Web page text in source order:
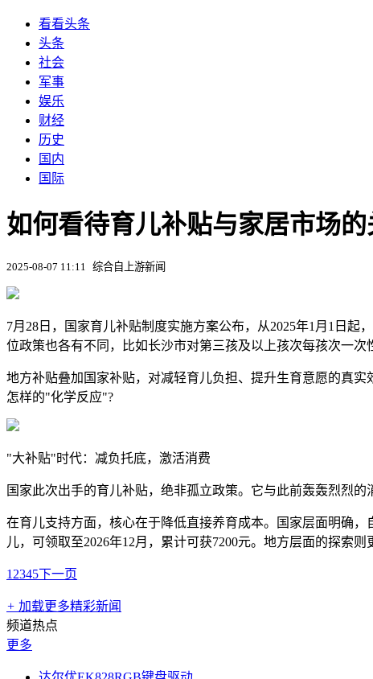
看看头条
头条
社会
军事
娱乐
财经
历史
国内
国际
如何看待育儿补贴与家居市场
2025-08-07 11:11 综合自上游新闻
7月28日，国家育儿补贴制度实施方案公布，从2025年1月1日
位政策也各有不同，比如长沙市对第三孩及以上孩次每孩次一次
地方补贴叠加国家补贴，对减轻育儿负担、提升生育意愿的真
怎样的"化学反应"?
"大补贴"时代：减负托底，激活消费
国家此次出手的育儿补贴，绝非孤立政策。它与此前轰轰烈烈
在育儿支持方面，核心在于降低直接养育成本。国家层面明确，
儿，可领取至2026年12月，累计可获7200元。地方层面的探索
1 2345下一页
+ 加载更多精彩新闻
频道热点
更多